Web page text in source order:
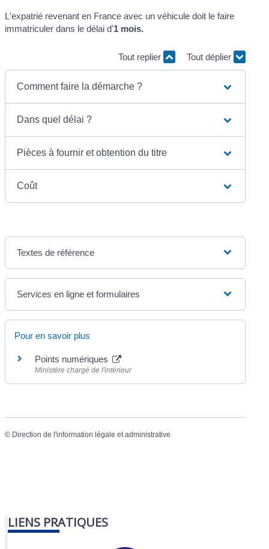
L'expatrié revenant en France avec un véhicule doit le faire
immatriculer dans le délai d'1 mois.
Tout replier Tout déplier
Comment faire la démarche ?
Dans quel délai ?
Pièces à fournir et obtention du titre
Coût
Textes de référence
Services en ligne et formulaires
Pour en savoir plus
Points numériques
Ministère chargé de l'intérieur
© Direction de l'information légale et administrative
LIENS PRATIQUES